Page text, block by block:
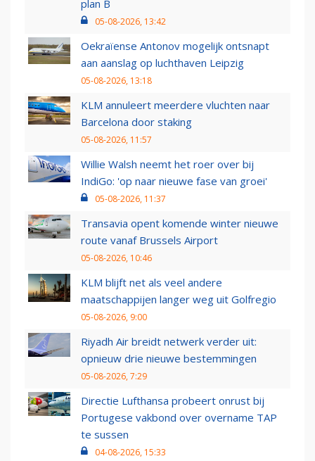
plan B
05-08-2026, 13:42
Oekraïense Antonov mogelijk ontsnapt
aan aanslag op luchthaven Leipzig
05-08-2026, 13:18
KLM annuleert meerdere vluchten naar
Barcelona door staking
05-08-2026, 11:57
Willie Walsh neemt het roer over bij
IndiGo: 'op naar nieuwe fase van groei'
05-08-2026, 11:37
Transavia opent komende winter nieuwe
route vanaf Brussels Airport
05-08-2026, 10:46
KLM blijft net als veel andere
maatschappijen langer weg uit Golfregio
05-08-2026, 9:00
Riyadh Air breidt netwerk verder uit:
opnieuw drie nieuwe bestemmingen
05-08-2026, 7:29
Directie Lufthansa probeert onrust bij
Portugese vakbond over overname TAP
te sussen
04-08-2026, 15:33